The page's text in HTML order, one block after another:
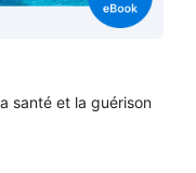
santé et la guérison